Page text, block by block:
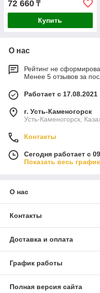
72 660 ₸
Купить
О нас
Рейтинг не
Менее 5 отзывов за
Работает с 17.08.2021
г. Усть-Каменогорск
Усть-Каменогорск,
Контакты
Сегодня работает с
Показать весь
О нас
Контакты
Доставка и оплата
График работы
Полная версия сайта